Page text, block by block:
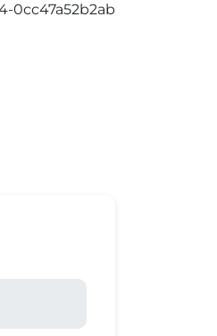
0cc47a52b2ab